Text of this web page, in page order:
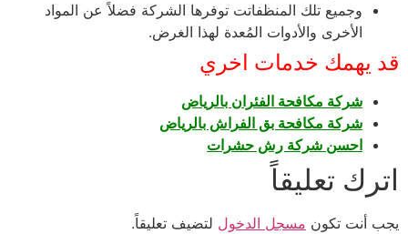
وجميع تلك المنظفاتت توفرها الشركة فضلاً عن المواد
الأخرى والأدوات المُعدة لهذا الغرض.
قد يهمك خدمات اخري
شركة مكافحة الفئران بالرياض
شركة مكافحة بق الفراش بالرياض
احسن شركة رش حشرات
اترك تعليقاً
يجب أنت تكون مسجل الدخول لتضيف تعليقاً.